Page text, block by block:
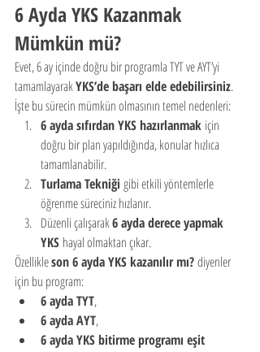
6 Ayda YKS Kazanmak
Mümkün mü?
Evet, 6 ay içinde doğru bir programla TYT ve AYT’yi
tamamlayarak YKS’de başarı elde edebilirsiniz.
İşte bu sürecin mümkün olmasının temel nedenleri:
6 ayda sıfırdan YKS hazırlanmak için
doğru bir plan yapıldığında, konular hızlıca
tamamlanabilir.
Turlama Tekniği gibi etkili yöntemlerle
öğrenme süreciniz hızlanır.
Düzenli çalışarak 6 ayda derece yapmak
YKS hayal olmaktan çıkar.
Özellikle son 6 ayda YKS kazanılır mı? diyenler
için bu program:
6 ayda TYT,
6 ayda AYT,
6 ayda YKS bitirme programı eşit